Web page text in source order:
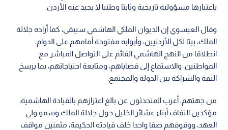
باعتبارها مسؤولية تاريخية وثابتا وطنيا لا يحيد عنه الأردن.
وقال العيسوي إن الديوان الملكي الهاشمي سيبقى، كما أراده جلالة
الملك، بيتا لكل الأردنيين، وأبوابه مفتوحة أمامهم على الدوام،
انطلاقا من النهج الهاشمي القائم على التواصل المباشر مع
المواطنين، والاستماع إلى قضاياهم، ومتابعة احتياجاتهم، بما يرسخ
الثقة والشراكة بين الدولة والمجتمع.
من جهتهم، أعرب المتحدثون عن بالغ اعتزازهم بالقيادة الهاشمية،
مؤكدين التفاف أبناء عشائر الخليل حول جلالة الملك وسمو ولي
العهد، ووقوفهم صفا واحدا خلف قيادته الحكيمة، مثمنين مواقف